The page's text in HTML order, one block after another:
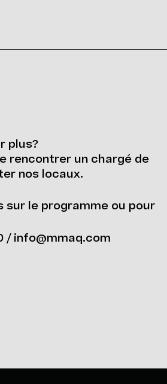
plus?
rencontrer un chargé de
nos locaux.
sur le programme ou pour
/info@mmaq.com